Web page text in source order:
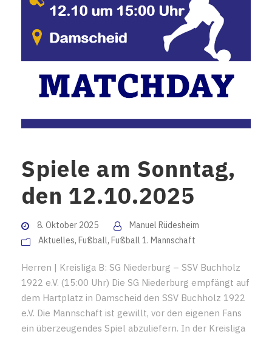
Spiele am Sonntag,
den 12.10.2025
8. Oktober 2025
Manuel Rüdesheim
Aktuelles, Fußball, Fußball 1. Mannschaft
Herren | Kreisliga B: SG Niederburg – SSV Buchholz
1922 e.V. (15:00 Uhr) Die SG Niederburg empfängt auf
dem Hartplatz in Damscheid den SSV Buchholz 1922
e.V. Die Mannschaft ist gewillt, vor den eigenen Fans
ein überzeugendes Spiel abzuliefern. In der Kreisliga